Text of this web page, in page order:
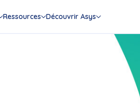
Ressources Découvrir Asys